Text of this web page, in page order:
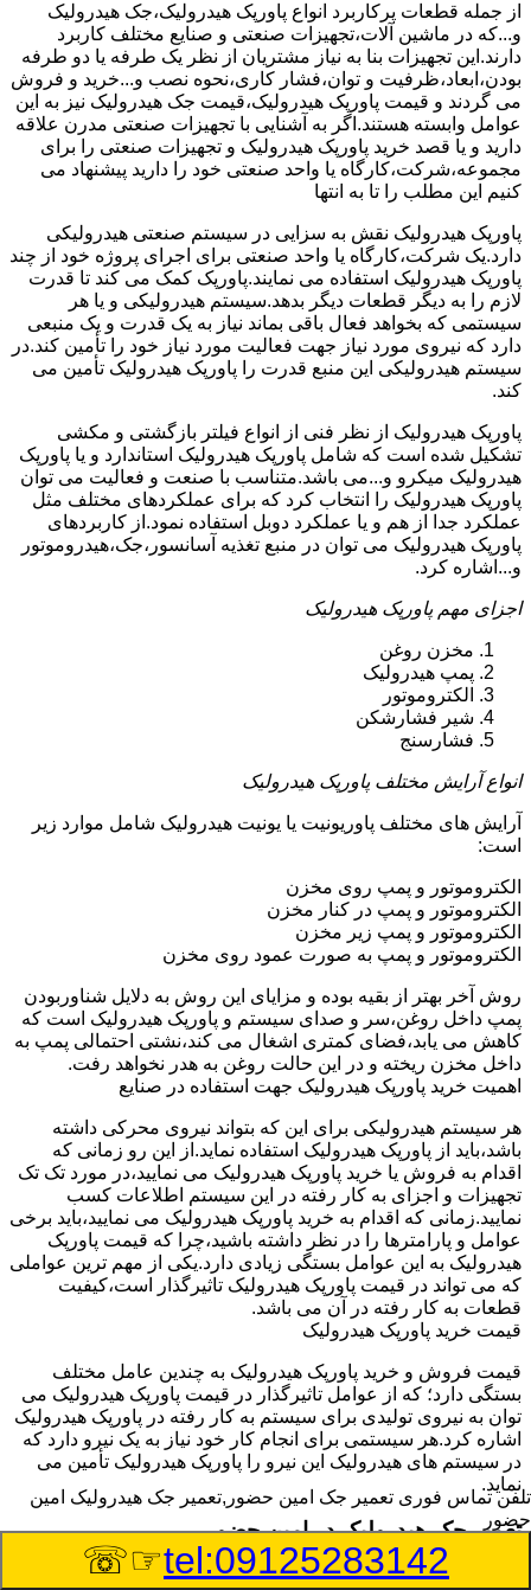
از جمله قطعات پرکاربرد انواع پاورپک هیدرولیک،جک هیدرولیک
و...که در ماشین آلات،تجهیزات صنعتی و صنایع مختلف کاربرد
دارند.این تجهیزات بنا به نیاز مشتریان از نظر یک طرفه یا دو طرفه
بودن،ابعاد،ظرفیت و توان،فشار کاری،نحوه نصب و...خرید و فروش
می گردند و قیمت پاورپک هیدرولیک،قیمت جک هیدرولیک نیز به این
عوامل وابسته هستند.اگر به آشنایی با تجهیزات صنعتی مدرن علاقه
دارید و یا قصد خرید پاورپک هیدرولیک و تجهیزات صنعتی را برای
مجموعه،شرکت،کارگاه یا واحد صنعتی خود را دارید پیشنهاد می
کنیم این مطلب را تا به انتها
پاورپک هیدرولیک نقش به سزایی در سیستم صنعتی هیدرولیکی
دارد.یک شرکت،کارگاه یا واحد صنعتی برای اجرای پروژه خود از چند
پاورپک هیدرولیک استفاده می نمایند.پاورپک کمک می کند تا قدرت
لازم را به دیگر قطعات دیگر بدهد.سیستم هیدرولیکی و یا هر
سیستمی که بخواهد فعال باقی بماند نیاز به یک قدرت و یک منبعی
دارد که نیروی مورد نیاز جهت فعالیت مورد نیاز خود را تأمین کند.در
سیستم هیدرولیکی این منبع قدرت را پاورپک هیدرولیک تأمین می
کند.
پاورپک هیدرولیک از نظر فنی از انواع فیلتر بازگشتی و مکشی
تشکیل شده است که شامل پاورپک هیدرولیک استاندارد و یا پاورپک
هیدرولیک میکرو و...می باشد.متناسب با صنعت و فعالیت می توان
پاورپک هیدرولیک را انتخاب کرد که برای عملکردهای مختلف مثل
عملکرد جدا از هم و یا عملکرد دوبل استفاده نمود.از کاربردهای
پاورپک هیدرولیک می توان در منبع تغذیه آسانسور،جک،هیدروموتور
و...اشاره کرد.
اجزای مهم پاورپک هیدرولیک
مخزن روغن
پمپ هیدرولیک
الکتروموتور
شیر فشارشکن
فشارسنج
انواع آرایش مختلف پاورپک هیدرولیک
آرایش های مختلف پاوریونیت یا یونیت هیدرولیک شامل موارد زیر
است:
الکتروموتور و پمپ روی مخزن
الکتروموتور و پمپ در کنار مخزن
الکتروموتور و پمپ زیر مخزن
الکتروموتور و پمپ به صورت عمود روی مخزن
روش آخر بهتر از بقیه بوده و مزایای این روش به دلایل شناوربودن
پمپ داخل روغن،سر و صدای سیستم و پاورپک هیدرولیک است که
کاهش می یابد،فضای کمتری اشغال می کند،نشتی احتمالی پمپ به
داخل مخزن ریخته و در این حالت روغن به هدر نخواهد رفت.
اهمیت خرید پاورپک هیدرولیک جهت استفاده در صنایع
هر سیستم هیدرولیکی برای این که بتواند نیروی محرکی داشته
باشد،باید از پاورپک هیدرولیک استفاده نماید.از این رو زمانی که
اقدام به فروش یا خرید پاورپک هیدرولیک می نمایید،در مورد تک تک
تجهیزات و اجزای به کار رفته در این سیستم اطلاعات کسب
نمایید.زمانی که اقدام به خرید پاورپک هیدرولیک می نمایید،باید برخی
عوامل و پارامترها را در نظر داشته باشید،چرا که قیمت پاورپک
هیدرولیک به این عوامل بستگی زیادی دارد.یکی از مهم ترین عواملی
که می تواند در قیمت پاورپک هیدرولیک تاثیرگذار است،کیفیت
قطعات به کار رفته در آن می باشد.
قیمت خرید پاورپک هیدرولیک
قیمت فروش و خرید پاورپک هیدرولیک به چندین عامل مختلف
بستگی دارد؛ که از عوامل تاثیرگذار در قیمت پاورپک هیدرولیک می
توان به نیروی تولیدی برای سیستم به کار رفته در پاورپک هیدرولیک
اشاره کرد.هر سیستمی برای انجام کار خود نیاز به یک نیرو دارد که
در سیستم های هیدرولیک این نیرو را پاورپک هیدرولیک تأمین می
نماید.
تعمیر جک هیدرولیک در امین حضور
وسیله‎ای که با عملکرد خود موجب بلند شدن اهرم و یا وزن سنگین
تلفن تماس فوری تعمیر جک امین حضور,تعمیر جک هیدرولیک امین
حضور
tel:09125283142
☞☏